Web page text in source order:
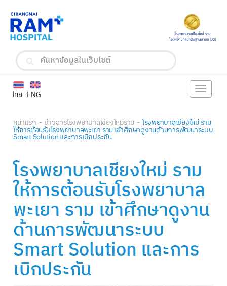
ENG
ไทย Toggle
หน้าแรก ข่าวสารโรงพยาบาลเชียงใหม่ราม โรงพยาบาลเชียงใหม่ ราม
ให้การต้อนรับโรงพยาบาลพะเยา ราม เข้าศึกษาดูงานด้านการพัฒนาระบบ
Smart Solution และการเบิกประกัน
โรงพยาบาลเชียงใหม่ ราม
ให้การต้อนรับโรงพยาบาล
พะเยา ราม เข้าศึกษาดูงาน
ด้านการพัฒนาระบบ
Smart Solution และการ
เบิกประกัน